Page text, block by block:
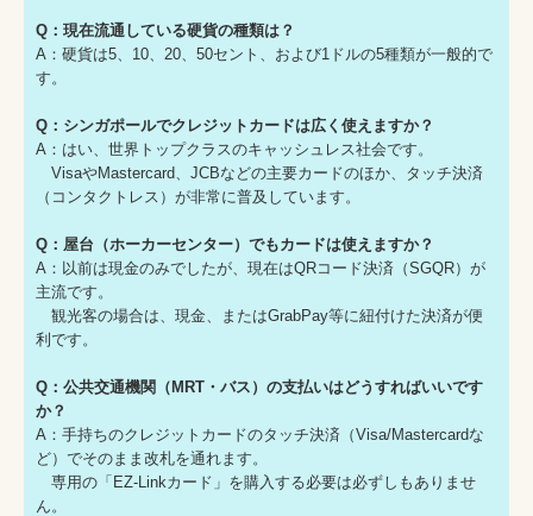
Q：現在流通している硬貨の種類は？
A：硬貨は5、10、20、50セント、および1ドルの5種類が一般的で
す。
Q：シンガポールでクレジットカードは広く使えますか？
A：はい、世界トップクラスのキャッシュレス社会です。
VisaやMastercard、JCBなどの主要カードのほか、タッチ決済
（コンタクトレス）が非常に普及しています。
Q：屋台（ホーカーセンター）でもカードは使えますか？
A：以前は現金のみでしたが、現在はQRコード決済（SGQR）が
主流です。
観光客の場合は、現金、またはGrabPay等に紐付けた決済が便
利です。
Q：公共交通機関（MRT・バス）の支払いはどうすればいいです
か？
A：手持ちのクレジットカードのタッチ決済（Visa/Mastercardな
ど）でそのまま改札を通れます。
専用の「EZ-Linkカード」を購入する必要は必ずしもありませ
ん。